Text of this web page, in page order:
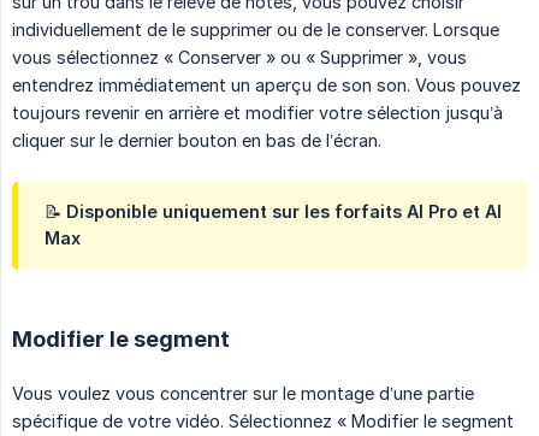
individuellement de le supprimer ou de le conserver. Lorsque
vous sélectionnez « Conserver » ou « Supprimer », vous
entendrez immédiatement un aperçu de son son. Vous pouvez
toujours revenir en arrière et modifier votre sélection jusqu’à
cliquer sur le dernier bouton en bas de l’écran.
📝 Disponible uniquement sur les forfaits AI Pro et AI
Max
Modifier le segment
Vous voulez vous concentrer sur le montage d’une partie
spécifique de votre vidéo. Sélectionnez « Modifier le segment